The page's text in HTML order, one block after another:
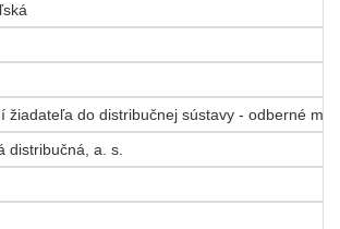
žiadateľa do distribučnej sústavy - odberné
distribučná, a. s.